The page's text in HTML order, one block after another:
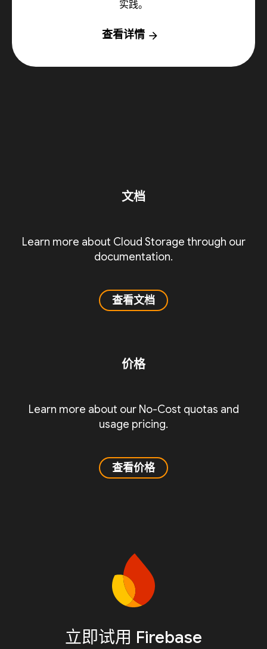
实践。
查看详情 arrow_forward
文档
Learn more about Cloud Storage through our
documentation.
查看文档
价格
Learn more about our No-Cost quotas and
usage pricing.
查看价格
立即试用 Firebase